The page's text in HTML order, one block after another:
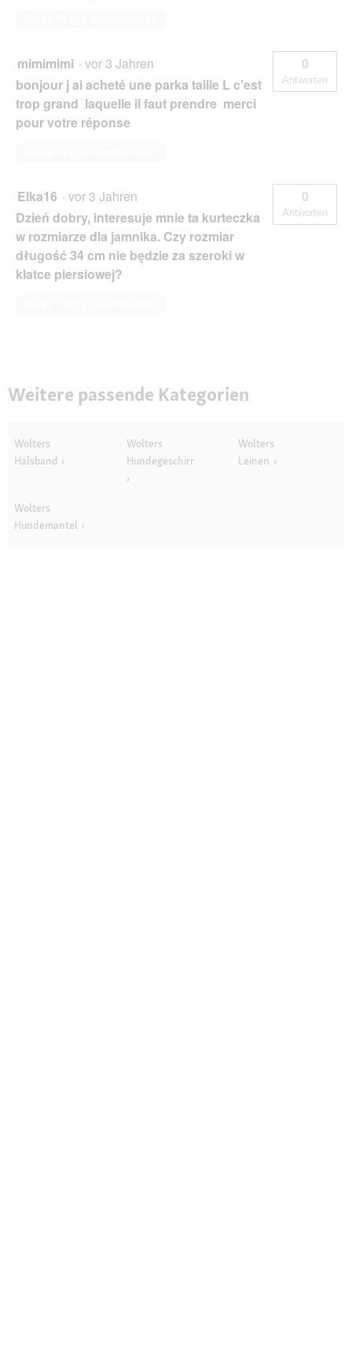
mimimimi · vor 3 Jahren
bonjour j ai acheté une parka taille L c'est
trop grand laquelle il faut prendre merci
pour votre réponse
0
Antworten
Elka16 · vor 3 Jahren
Dzień dobry, interesuje mnie ta kurteczka
w rozmiarze dla jamnika. Czy rozmiar
długość 34 cm nie będzie za szeroki w
klatce piersiowej?
0
Antworten
Weitere passende Kategorien
Wolters
Halsband
Wolters
Hundegeschirr
Wolters
Leinen
Wolters
Hundemantel